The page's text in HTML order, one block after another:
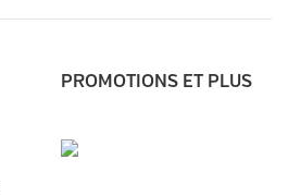
PROMOTIONS ET PLUS